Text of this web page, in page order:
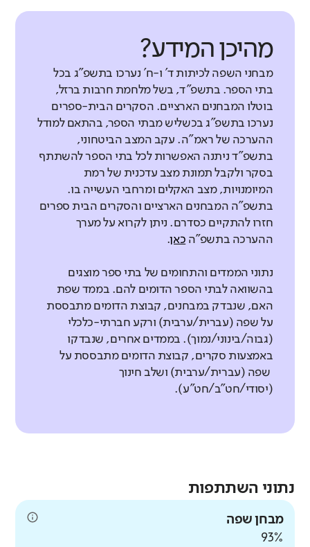
מהיכן המידע?
מבחני השפה לכיתות ד' ו-ח' נערכו בתשפ"ג בכל
בתי הספר. בתשפ"ד, בשל מלחמת חרבות ברזל,
בוטלו המבחנים הארציים. הסקרים הבית-ספרים
נערכו בתשפ"ג בכשליש מבתי הספר, בהתאם למודל
ההערכה של ראמ"ה. עקב המצב הביטחוני,
בתשפ"ד ניתנה האפשרות לכל בתי הספר להשתתף
בסקר ולקבל תמונת מצב עדכנית של רמת
המיומנויות, מצב האקלים ומרחבי העשייה בו.
בתשפ"ה המבחנים הארציים והסקרים הבית ספרים
חזרו להתקיים כסדרם. ניתן לקרוא על מערך
ההערכה בתשפ"ה כאן.
נתוני הממדים והתחומים של בתי ספר מוצגים
בהשוואה לבתי הספר הדומים להם. בממד שפת
האם, שנבדק במבחנים, קבוצת הדומים מתבססת
על שפה (עברית/ערבית) ורקע חברתי-כלכלי
(גבוה/בינוני/נמוך). בממדים אחרים, שנבדקו
באמצעות סקרים, קבוצת הדומים מתבססת על
שפה (עברית/ערבית) ושלב חינוך
(יסודי/חט"ב/חט"ע).
נתוני השתתפות
מבחן שפה
93%